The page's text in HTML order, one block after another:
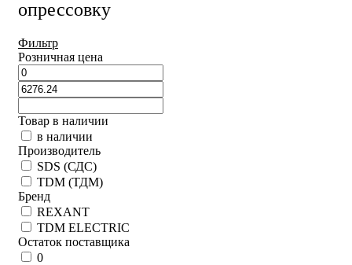
опрессовку
Фильтр
Розничная цена
Товар в наличии
в наличии
Производитель
SDS (СДС)
TDM (ТДМ)
Бренд
REXANT
TDM ELECTRIC
Остаток поставщика
0